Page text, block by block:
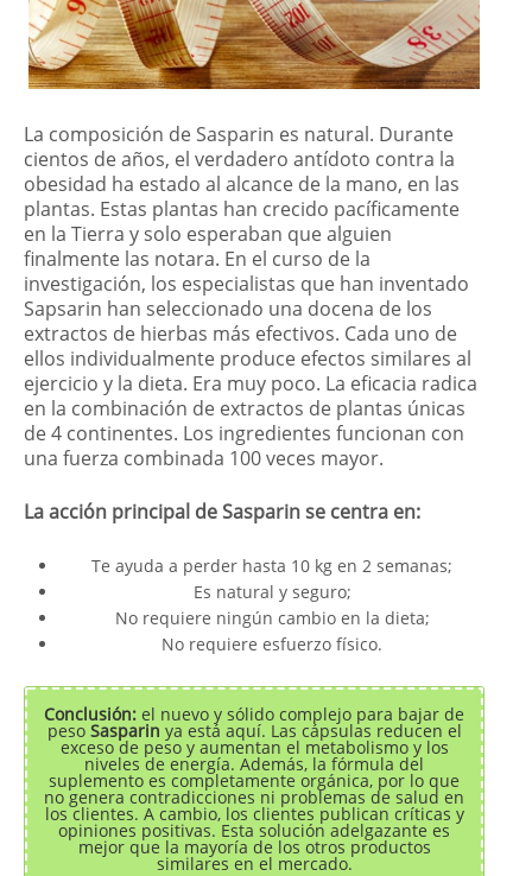
La composición de Sasparin es natural. Durante
cientos de años, el verdadero antídoto contra la
obesidad ha estado al alcance de la mano, en las
plantas. Estas plantas han crecido pacíficamente
en la Tierra y solo esperaban que alguien
finalmente las notara. En el curso de la
investigación, los especialistas que han inventado
Sapsarin han seleccionado una docena de los
extractos de hierbas más efectivos. Cada uno de
ellos individualmente produce efectos similares al
ejercicio y la dieta. Era muy poco. La eficacia radica
en la combinación de extractos de plantas únicas
de 4 continentes. Los ingredientes funcionan con
una fuerza combinada 100 veces mayor.
La acción principal de Sasparin se centra en:
Te ayuda a perder hasta 10 kg en 2 semanas;
Es natural y seguro;
No requiere ningún cambio en la dieta;
No requiere esfuerzo físico.
Conclusión: el nuevo y sólido complejo para bajar de
peso Sasparin ya está aquí. Las cápsulas reducen el
exceso de peso y aumentan el metabolismo y los
niveles de energía. Además, la fórmula del
suplemento es completamente orgánica, por lo que
no genera contradicciones ni problemas de salud en
los clientes. A cambio, los clientes publican críticas y
opiniones positivas. Esta solución adelgazante es
mejor que la mayoría de los otros productos
similares en el mercado.